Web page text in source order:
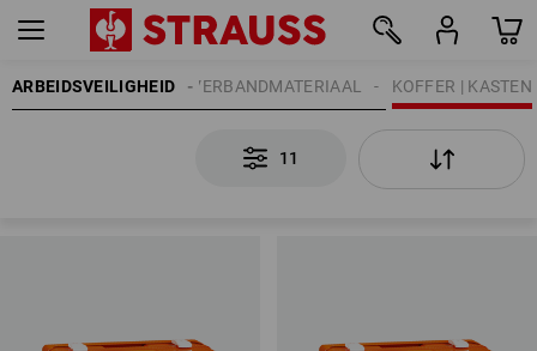
ARBEIDSVEILIGHEID KOFFER | KASTEN
EHBO | VERBANDMATERIAAL
11